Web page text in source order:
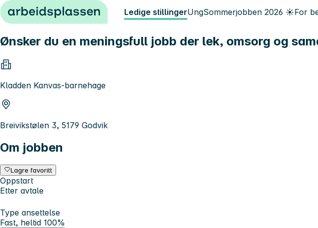
Hopp til innhold Ledige stillingerUngSommerjobben 2026 ☀️For
Ønsker du en meningsfull jobb der lek, omsorg og
Kladden Kanvas-barnehage
Breivikstølen 3, 5179 Godvik
Om jobben
Lagre favoritt
Oppstart
Etter avtale
Type ansettelse
Fast, heltid 100%